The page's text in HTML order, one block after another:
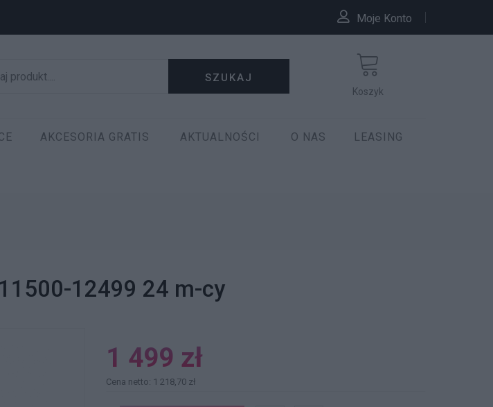
Moje Konto
SZUKAJ
Koszyk
AKCESORIA GRATIS AKTUALNOŚCI O NAS LEASING
12499 24 m-cy
1 499 zł
Cena netto: 1 218,70 zł